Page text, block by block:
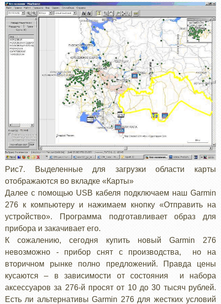
Рис7. Выделенные для загрузки области карты
отображаются во вкладке «Карты»
Далее с помощью USB кабеля подключаем наш Garmin
276 к компьютеру и нажимаем кнопку «Отправить на
устройство». Программа подготавливает образ для
прибора и закачивает его.
К сожалению, сегодня купить новый Garmin 276
невозможно - прибор снят с производства, но на
вторичном рынке полно предложений. Правда цены
кусаются – в зависимости от состояния и набора
аксессуаров за 276-й просят от 10 до 30 тысяч рублей.
Есть ли альтернативы Garmin 276 для жестких условий